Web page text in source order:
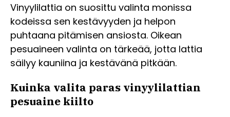
Vinyylilattia on suosittu valinta monissa
kodeissa sen kestävyyden ja helpon
puhtaana pitämisen ansiosta. Oikean
pesuaineen valinta on tärkeää, jotta lattia
säilyy kauniina ja kestävänä pitkään.
Kuinka valita paras vinyylilattian
pesuaine kiilto